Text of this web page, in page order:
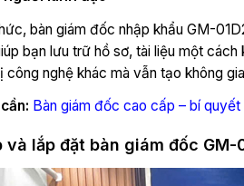
bàn giám đốc nhập khẩu GM-
bạn lưu trữ hồ sơ, tài liệu một
nghệ khác mà vẫn tạo không
Bàn giám đốc cao cấp – bí
lắp đặt bàn giám đốc GM-